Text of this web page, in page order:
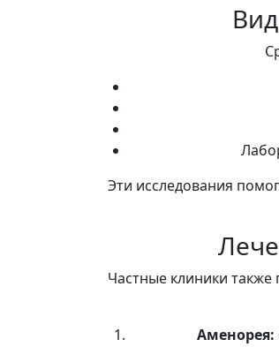
Эти исследования
Частные клиники
Аменорея: